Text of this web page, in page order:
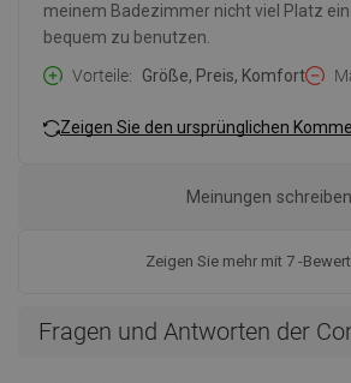
meinem Badezimmer nicht viel Platz
bequem zu benutzen.
Vorteile
Größe, Preis, Komfort
Zeigen Sie den ursprünglichen
Zeigen Sie mehr mit 7 -
Meinungen schreiben
Fragen und Antworten der